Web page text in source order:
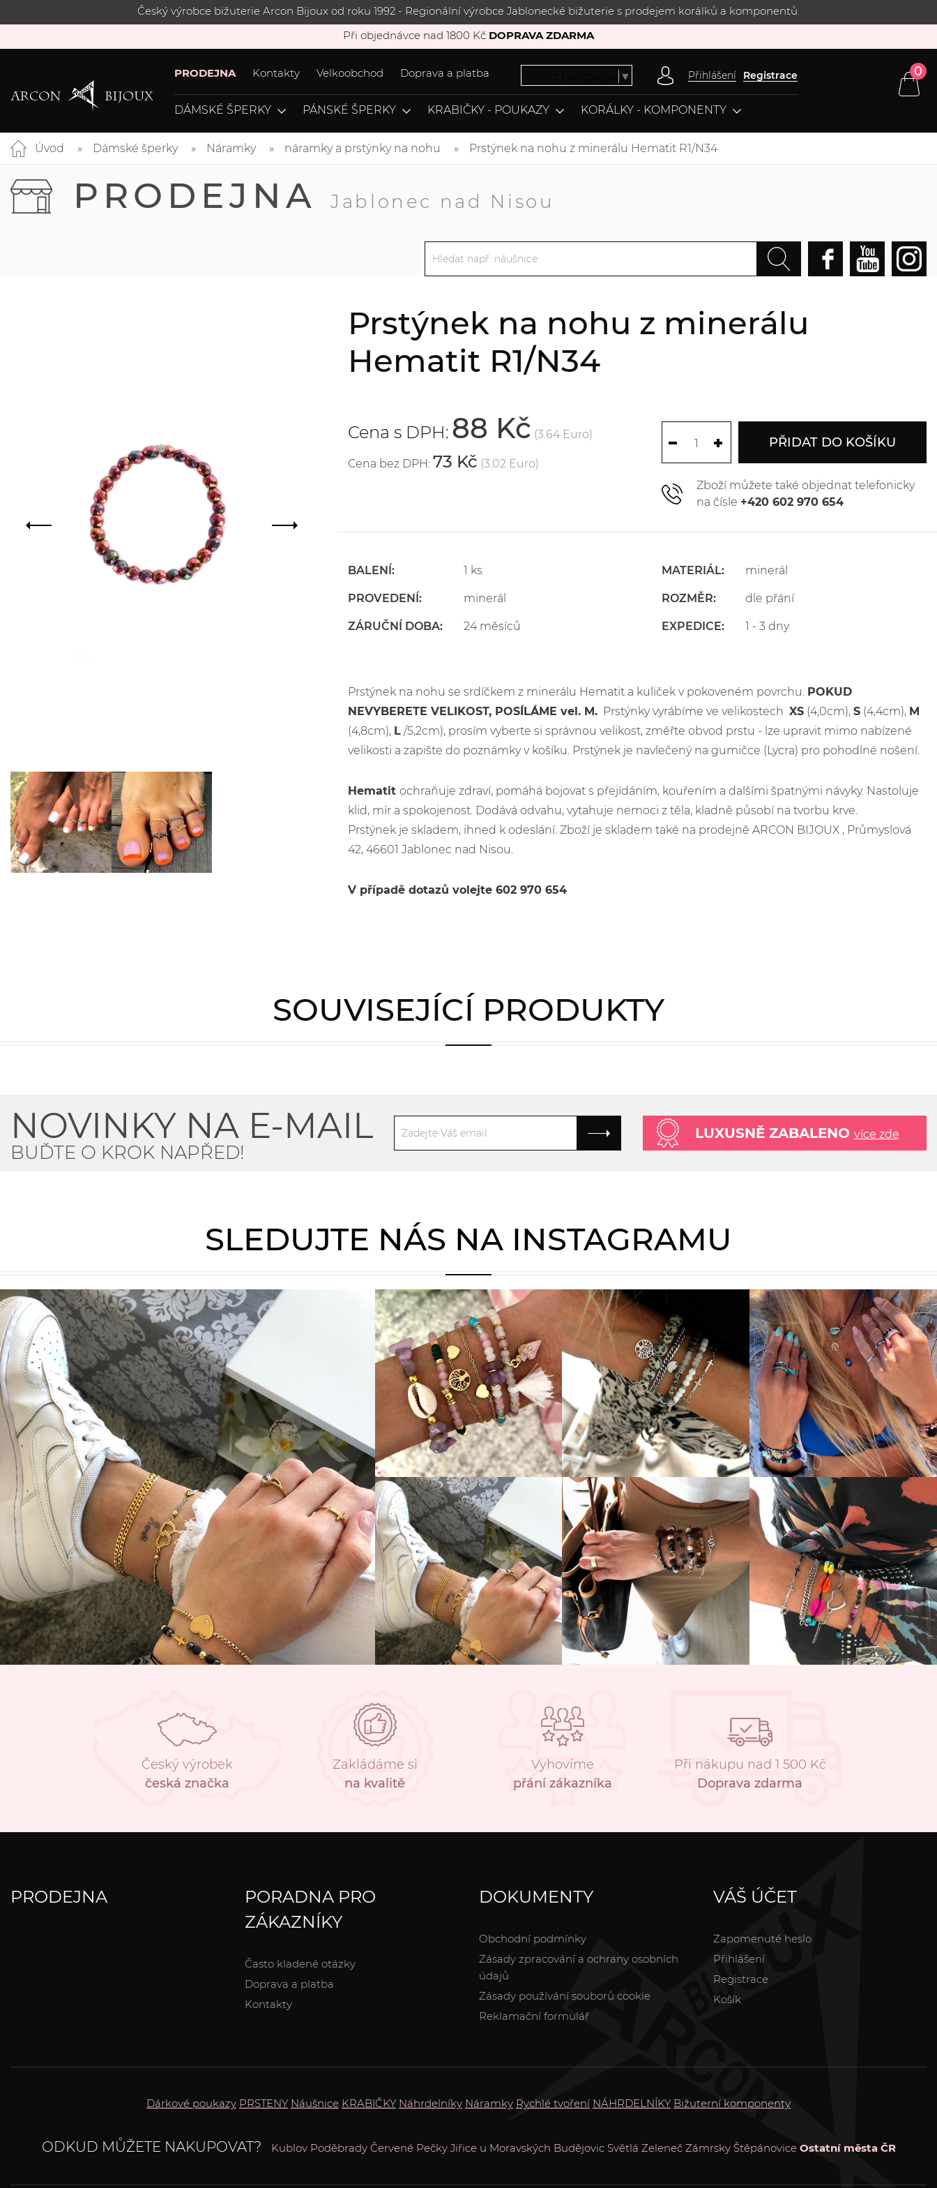
Český výrobce bižuterie Arcon Bijoux od roku 1992 - Regionální výrobce Jablonecké bižuterie s prodejem korálků a komponentů.
Při objednávce nad 1800 Kč DOPRAVA ZDARMA
PRODEJNA Kontakty Velkoobchod Doprava a platba ▼ Přihlášení Registrace 0
DÁMSKÉ ŠPERKY PÁNSKÉ ŠPERKY KRABIČKY - POUKAZY KORÁLKY - KOMPONENTY
Úvod Dámské šperky Náramky náramky a prstýnky na nohu Prstýnek na nohu z minerálu Hematit R1/N34
PRODEJNA Jablonec nad Nisou
Prstýnek na nohu z minerálu
Hematit R1/N34
Cena s DPH: 88 Kč (3.64 Euro)
Cena bez DPH: 73 Kč (3.02 Euro)
PŘIDAT DO KOŠÍKU
Zboží můžete také objednat telefonicky
na čísle +420 602 970 654
BALENÍ: 1 ks
PROVEDENÍ: minerál
ZÁRUČNÍ DOBA: 24 měsíců
MATERIÁL: minerál
ROZMĚR: dle přání
EXPEDICE: 1 - 3 dny
Prstýnek na nohu se srdíčkem z minerálu Hematit a kuliček v pokoveném povrchu. POKUD
NEVYBERETE VELIKOST, POSÍLÁME vel. M.Prstýnky vyrábíme ve velikostech XS(4,0cm), S(4,4cm), M
(4,8cm), L/5,2cm), prosím vyberte si správnou velikost, změřte obvod prstu - lze upravit mimo nabízené
velikosti a zapište do poznámky v košíku. Prstýnek je navlečený na gumičce (Lycra) pro pohodlné nošení.
Hematit ochraňuje zdraví, pomáhá bojovat s přejídáním, kouřením a dalšími špatnými návyky. Nastoluje
klid, mír a spokojenost. Dodává odvahu, vytahuje nemoci z těla, kladně působí na tvorbu krve.
Prstýnek je skladem, ihned k odeslání. Zboží je skladem také na prodejně ARCON BIJOUX , Průmyslová
42, 46601 Jablonec nad Nisou.
V případě dotazů volejte 602 970 654
SOUVISEJÍCÍ PRODUKTY
NOVINKY NA E-MAIL
BUĎTE O KROK NAPŘED!
LUXUSNĚ ZABALENO více zde
SLEDUJTE NÁS NA INSTAGRAMU
Český výrobek
česká značka
Zakládáme si
na kvalitě
Vyhovíme
přání zákazníka
Při nákupu nad 1 500 Kč
Doprava zdarma
PRODEJNA
PORADNA PRO
ZÁKAZNÍKY
Často kladené otázky
Doprava a platba
Kontakty
DOKUMENTY
Obchodní podmínky
Zásady zpracování a ochrany osobních
údajů
Zásady používání souborů cookie
Reklamační formulář
VÁŠ ÚČET
Zapomenuté heslo
Přihlášení
Registrace
Košík
Dárkové poukazy PRSTENY Náušnice KRABIČKY Náhrdelníky Náramky Rychlé tvoření NÁHRDELNÍKY Bižuterní komponenty
ODKUD MŮŽETE NAKUPOVAT? Kublov Poděbrady Červené Pečky Jiřice u Moravských Budějovic Světlá Zeleneč Zámrsky Štěpánovice Ostatní města ČR